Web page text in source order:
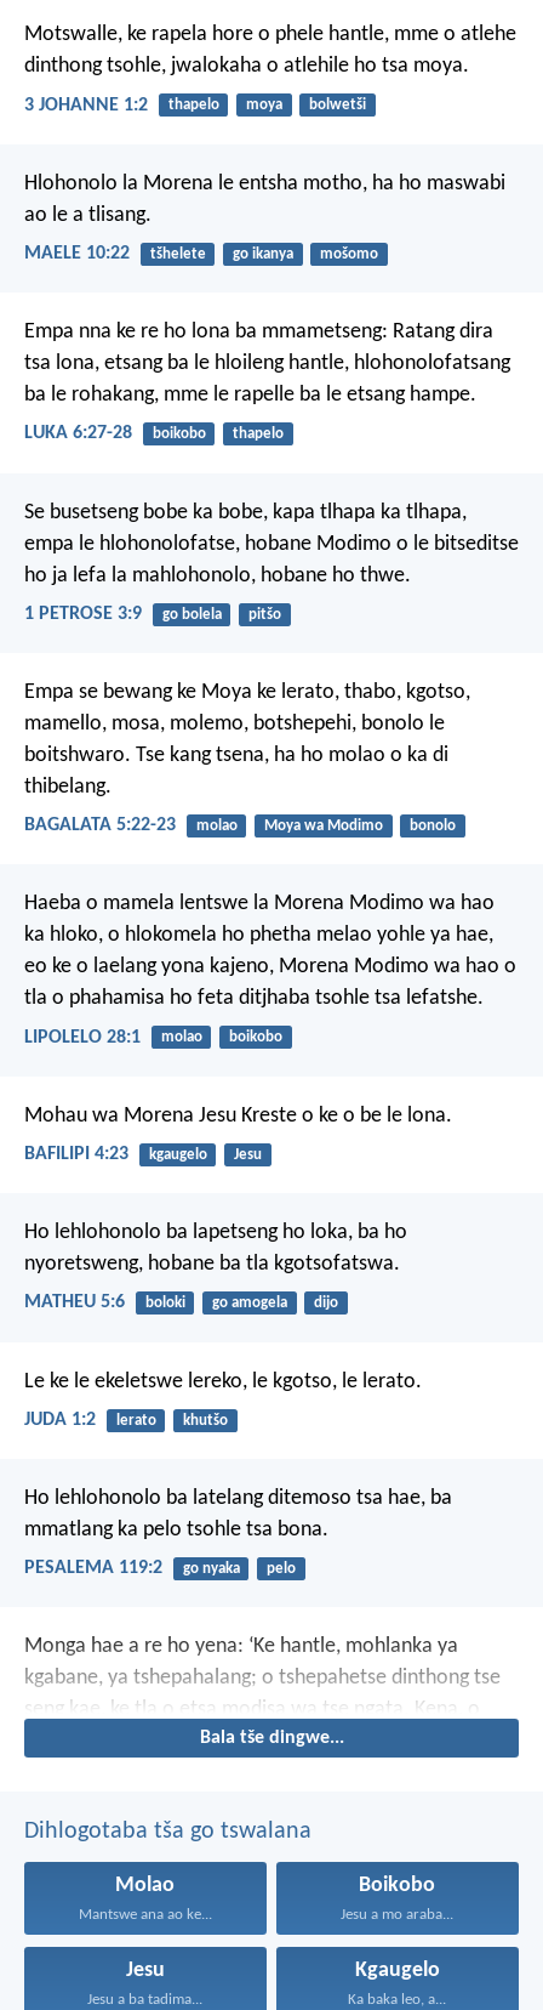
Motswalle, ke rapela hore o phele hantle, mme o atlehe
dinthong tsohle, jwalokaha o atlehile ho tsa moya.
3 JOHANNE 1:2 thapelo moya bolwetši
Hlohonolo la Morena le entsha motho, ha ho maswabi
ao le a tlisang.
MAELE 10:22 tšhelete go ikanya mošomo
Empa nna ke re ho lona ba mmametseng: Ratang dira
tsa lona, etsang ba le hloileng hantle, hlohonolofatsang
ba le rohakang, mme le rapelle ba le etsang hampe.
LUKA 6:27-28 boikobo thapelo
Se busetseng bobe ka bobe, kapa tlhapa ka tlhapa,
empa le hlohonolofatse, hobane Modimo o le bitseditse
ho ja lefa la mahlohonolo, hobane ho thwe.
1 PETROSE 3:9 go bolela pitšo
Empa se bewang ke Moya ke lerato, thabo, kgotso,
mamello, mosa, molemo, botshepehi, bonolo le
boitshwaro. Tse kang tsena, ha ho molao o ka di
thibelang.
BAGALATA 5:22-23 molao Moya wa Modimo bonolo
Haeba o mamela lentswe la Morena Modimo wa hao
ka hloko, o hlokomela ho phetha melao yohle ya hae,
eo ke o laelang yona kajeno, Morena Modimo wa hao o
tla o phahamisa ho feta ditjhaba tsohle tsa lefatshe.
LIPOLELO 28:1 molao boikobo
Mohau wa Morena Jesu Kreste o ke o be le lona.
BAFILIPI 4:23 kgaugelo Jesu
Ho lehlohonolo ba lapetseng ho loka, ba ho
nyoretsweng, hobane ba tla kgotsofatswa.
MATHEU 5:6 boloki go amogela dijo
Le ke le ekeletswe lereko, le kgotso, le lerato.
JUDA 1:2 lerato khutšo
Ho lehlohonolo ba latelang ditemoso tsa hae, ba
mmatlangka pelo tsohle tsa bona.
PESALEMA 119:2 go nyaka pelo
Monga hae a re ho yena: ‘Ke hantle, mohlanka ya
kgabane, ya tshepahalang; o tshepahetse dinthong tse
seng kae, ke tla o etsa modisa wa tse ngata. Kena, o
thabe le monga hao!’Bala tše dingwe...
Dihlogotaba tša go tswalana
Molao
Mantswe ana ao ke...
Boikobo
Jesu a mo araba...
Jesu
Jesu a ba tadima...
Kgaugelo
Ka baka leo, a...